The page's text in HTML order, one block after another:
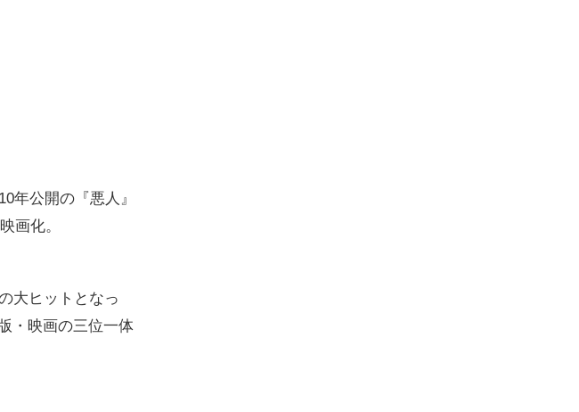
年公開の『悪人』
画化。
大ヒットとなっ
・映画の三位一体